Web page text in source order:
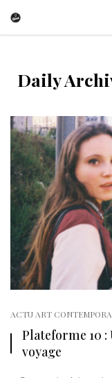
Daily
ACTU ART
Plateforme 10 :
voyage